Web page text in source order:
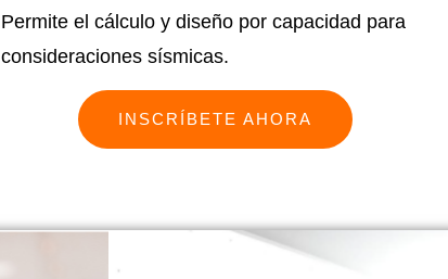
Permite el cálculo y diseño por capacidad para
consideraciones sísmicas.
INSCRÍBETE AHORA